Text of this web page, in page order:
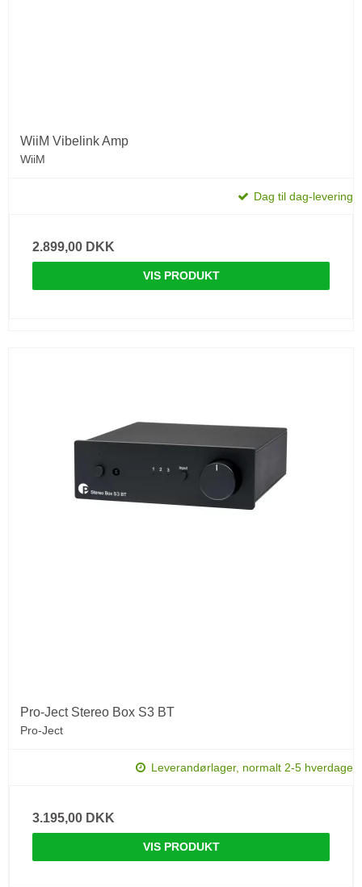
WiiM Vibelink Amp
WiiM
Dag til dag-levering
2.899,00 DKK
VIS PRODUKT
Pro-Ject Stereo Box S3 BT
Pro-Ject
Leverandørlager, normalt 2-5 hverdage
3.195,00 DKK
VIS PRODUKT